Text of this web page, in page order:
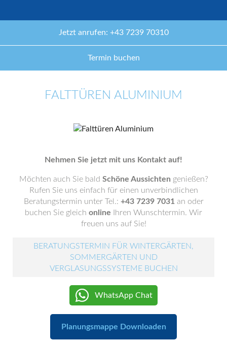
Jetzt anrufen: +43 7239 70310
Termin buchen
FALTTÜREN ALUMINIUM
Nehmen Sie jetzt mit uns Kontakt auf!
Möchten auch Sie bald Schöne Aussichten genießen?
Rufen Sie uns einfach für einen unverbindlichen
Beratungstermin unter Tel.: +43 7239 7031 an oder
buchen Sie gleich online Ihren Wunschtermin. Wir
freuen uns auf Sie!
BERATUNGSTERMIN FÜR WINTERGÄRTEN,
SOMMERGÄRTEN UND
VERGLASUNGSSYSTEME BUCHEN
WhatsApp Chat
Planungsmappe Downloaden